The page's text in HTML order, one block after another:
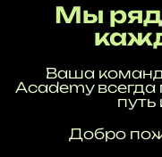
Мы
Ваша
Academy всегда
путь
Добро